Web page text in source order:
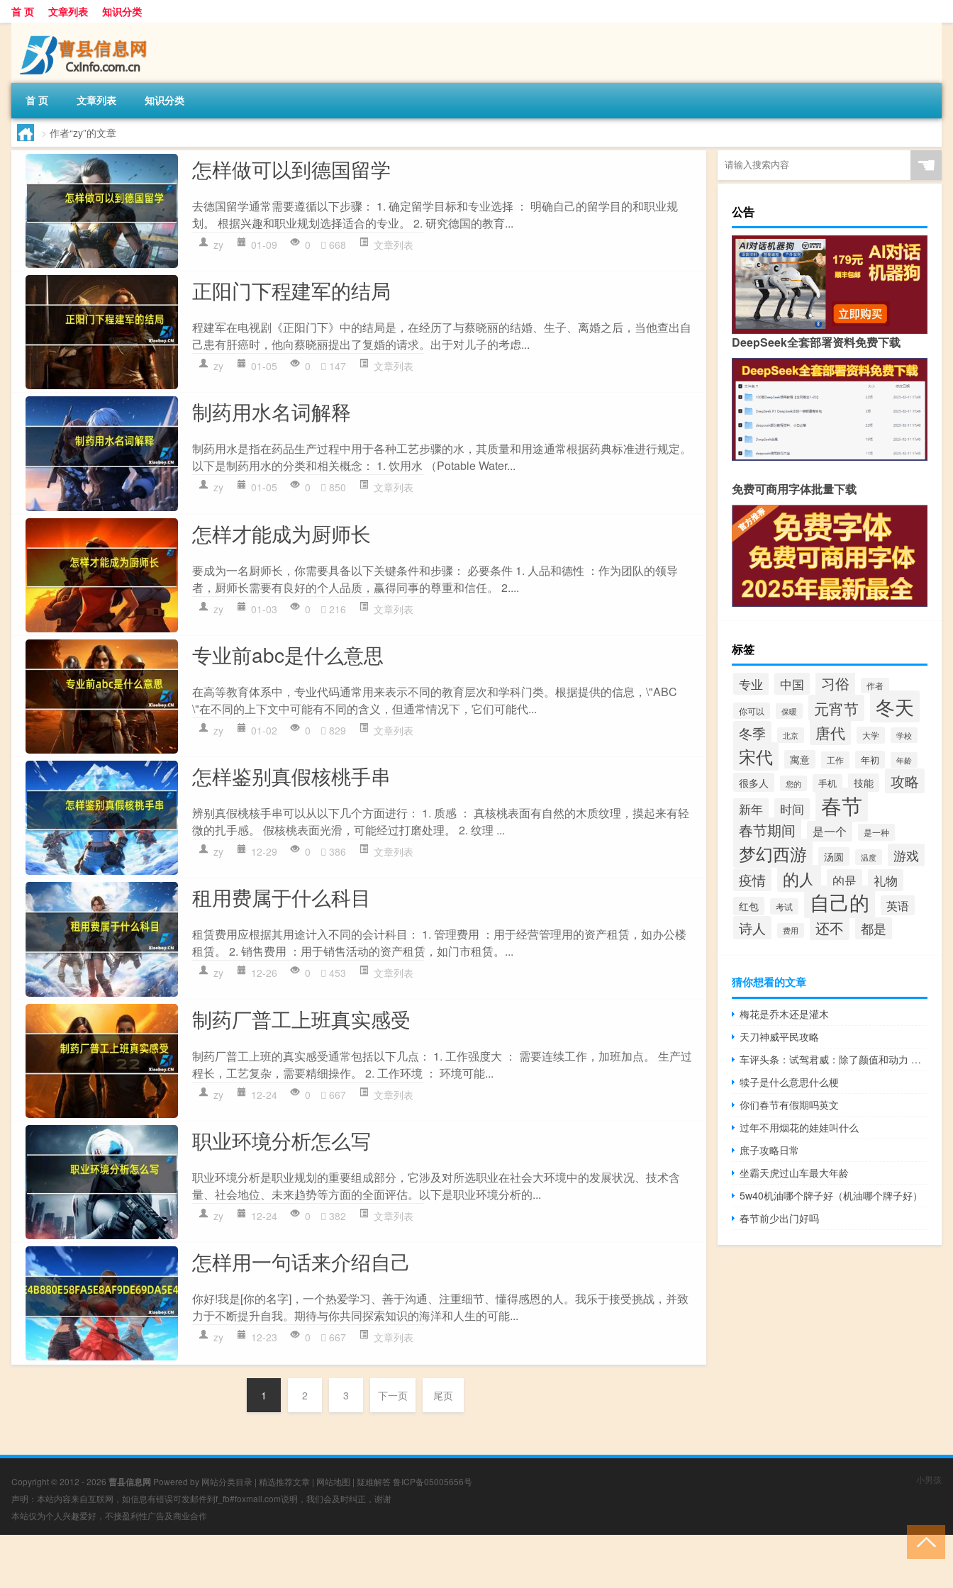
首 页 文章列表 知识分类
首 页 文章列表 知识分类
> 作者“zy”的文章
怎样做可以到德国留学
去德国留学通常需要遵循以下步骤： 1. 确定留学目标和专业选择 ： 明确自己的留学目的和职业规
划。 根据兴趣和职业规划选择适合的专业。 2. 研究德国的教育...
zy 01-09 0 668 文章列表
正阳门下程建军的结局
程建军在电视剧《正阳门下》中的结局是，在经历了与蔡晓丽的结婚、生子、离婚之后，当他查出自
己患有肝癌时，他向蔡晓丽提出了复婚的请求。出于对儿子的考虑...
zy 01-05 0 147 文章列表
制药用水名词解释
制药用水是指在药品生产过程中用于各种工艺步骤的水，其质量和用途通常根据药典标准进行规定。
以下是制药用水的分类和相关概念： 1. 饮用水 （Potable Water...
zy 01-05 0 850 文章列表
怎样才能成为厨师长
要成为一名厨师长，你需要具备以下关键条件和步骤： 必要条件 1. 人品和德性 ：作为团队的领导
者，厨师长需要有良好的个人品质，赢得同事的尊重和信任。 2....
zy 01-03 0 216 文章列表
专业前abc是什么意思
在高等教育体系中，专业代码通常用来表示不同的教育层次和学科门类。根据提供的信息，\"ABC
\"在不同的上下文中可能有不同的含义，但通常情况下，它们可能代...
zy 01-02 0 829 文章列表
怎样鉴别真假核桃手串
辨别真假桃核手串可以从以下几个方面进行： 1. 质感 ： 真核桃表面有自然的木质纹理，摸起来有轻
微的扎手感。 假核桃表面光滑，可能经过打磨处理。 2. 纹理 ...
zy 12-29 0 386 文章列表
租用费属于什么科目
租赁费用应根据其用途计入不同的会计科目： 1. 管理费用 ：用于经营管理用的资产租赁，如办公楼
租赁。 2. 销售费用 ：用于销售活动的资产租赁，如门市租赁。...
zy 12-26 0 453 文章列表
制药厂普工上班真实感受
制药厂普工上班的真实感受通常包括以下几点： 1. 工作强度大 ： 需要连续工作，加班加点。 生产过
程长，工艺复杂，需要精细操作。 2. 工作环境 ： 环境可能...
zy 12-24 0 667 文章列表
职业环境分析怎么写
职业环境分析是职业规划的重要组成部分，它涉及对所选职业在社会大环境中的发展状况、技术含
量、社会地位、未来趋势等方面的全面评估。以下是职业环境分析的...
zy 12-24 0 382 文章列表
怎样用一句话来介绍自己
你好!我是[你的名字]，一个热爱学习、善于沟通、注重细节、懂得感恩的人。我乐于接受挑战，并致
力于不断提升自我。期待与你共同探索知识的海洋和人生的可能...
zy 12-23 0 667 文章列表
1 2 3 下一页 尾页
☚
公告
DeepSeek全套部署资料免费下载
免费可商用字体批量下载
标签
专业 中国 习俗 作者
你可以 保暖 元宵节 冬天
冬季 北京 唐代 大学 学校
宋代 寓意 工作 年初 年龄
很多人 您的 手机 技能 攻略
新年 时间 春节
春节期间 是一个 是一种
梦幻西游 汤圆 温度
游戏
疫情
的人 的是 礼物
红包 考试 自己的 英语
诗人 费用 还不 都是
猜你想看的文章
梅花是乔木还是灌木
天刀神威平民攻略
车评头条：试驾君威：除了颜值和动力 还有哪些亮点
犊子是什么意思什么梗
你们春节有假期吗英文
过年不用烟花的娃娃叫什么
庶子攻略日常
坐霸天虎过山车最大年龄
5w40机油哪个牌子好（机油哪个牌子好）
春节前少出门好吗
Copyright © 2012 - 2026 曹县信息网 Powered by 网站分类目录 | 精选推荐文章 | 网站地图 | 疑难解答 鲁ICP备05005656号
声明：本站内容来自互联网，如信息有错误可发邮件到f_fb#foxmail.com说明，我们会及时纠正，谢谢
本站仅为个人兴趣爱好，不接盈利性广告及商业合作
小男孩